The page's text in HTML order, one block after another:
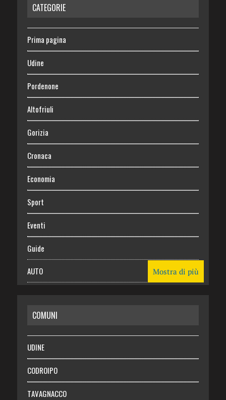
CATEGORIE
Prima pagina
Udine
Pordenone
Altofriuli
Gorizia
Cronaca
Economia
Sport
Eventi
Guide
AUTO
RISPARMIO
SALUTE
Necrologie
Chi siamo
Mostra di più
COMUNI
UDINE
CODROIPO
TAVAGNACCO